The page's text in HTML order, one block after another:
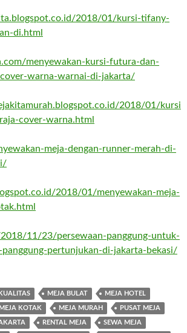
2018/01/kursi-tifany-
di.html
menyewakan-kursi-futura-dan-
warna-warnai-di-jakarta/
2018/01/kursi
cover-warna.html
meja-dengan-runner-merah-di-
2018/01/menyewakan-meja-
11/23/persewaan-panggung-untuk-
panggung-pertunjukan-di-jakarta-bekasi/
MEJA BULAT MEJA HOTEL
MEJA KOTAK MEJA MURAH PUSAT MEJA
RENTAL MEJA SEWA MEJA